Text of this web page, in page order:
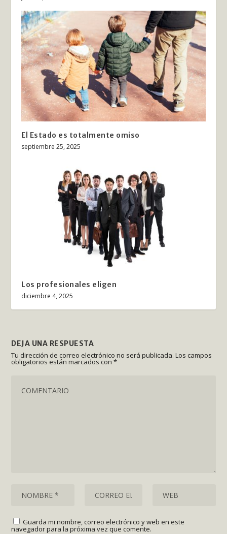
El Estado es totalmente omiso
septiembre 25, 2025
Los profesionales eligen
diciembre 4, 2025
DEJA UNA RESPUESTA
Tu dirección de correo electrónico no será publicada. Los campos
obligatorios están marcados con*
Guarda mi nombre, correo electrónico y web en este
navegador para la próxima vez que comente.